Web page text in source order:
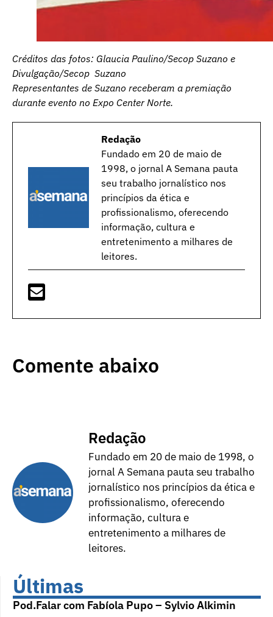
Créditos das fotos: Glaucia Paulino/Secop Suzano e
Divulgação/Secop Suzano
Representantes de Suzano receberam a premiação
durante evento no Expo Center Norte.
Redação
Fundado em 20 de maio de
1998, o jornal A Semana pauta
seu trabalho jornalístico nos
princípios da ética e
profissionalismo, oferecendo
informação, cultura e
entretenimento a milhares de
leitores.
Comente abaixo
Redação
Fundado em 20 de maio de 1998, o
jornal A Semana pauta seu trabalho
jornalístico nos princípios da ética e
profissionalismo, oferecendo
informação, cultura e
entretenimento a milhares de
leitores.
Últimas
Pod.Falar com Fabíola Pupo – Sylvio Alkimin